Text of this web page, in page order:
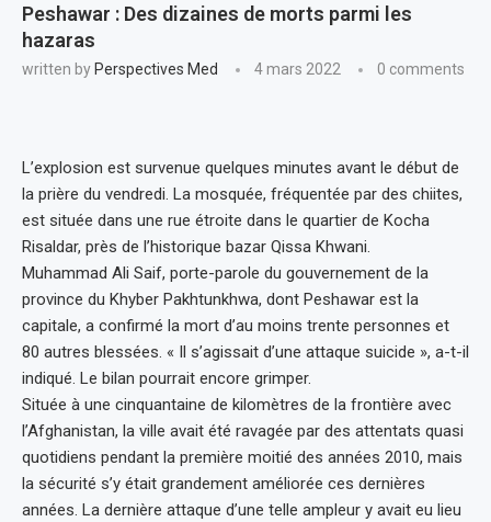
Peshawar : Des dizaines de morts parmi les
hazaras
written by Perspectives Med 4 mars 2022 0 comments
L’explosion est survenue quelques minutes avant le début de
la prière du vendredi. La mosquée, fréquentée par des chiites,
est située dans une rue étroite dans le quartier de Kocha
Risaldar, près de l’historique bazar Qissa Khwani.
Muhammad Ali Saif, porte-parole du gouvernement de la
province du Khyber Pakhtunkhwa, dont Peshawar est la
capitale, a confirmé la mort d’au moins trente personnes et
80 autres blessées. « Il s’agissait d’une attaque suicide », a-t-il
indiqué. Le bilan pourrait encore grimper.
Située à une cinquantaine de kilomètres de la frontière avec
l’Afghanistan, la ville avait été ravagée par des attentats quasi
quotidiens pendant la première moitié des années 2010, mais
la sécurité s’y était grandement améliorée ces dernières
années. La dernière attaque d’une telle ampleur y avait eu lieu